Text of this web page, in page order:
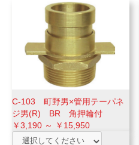
C-103 町野男×管用テーパネ
ジ男(R) BR 角押輪付
￥3,190 ～ ￥15,950